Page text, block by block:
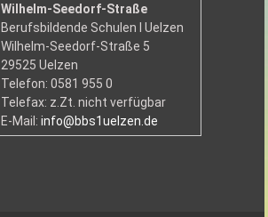
Wilhelm-Seedorf-Straße
Berufsbildende Schulen I Uelzen
Wilhelm-Seedorf-Straße 5
29525 Uelzen
Telefon: 0581 955 0
Telefax: z.Zt. nicht verfügbar
E-Mail:info@bbs1uelzen.de